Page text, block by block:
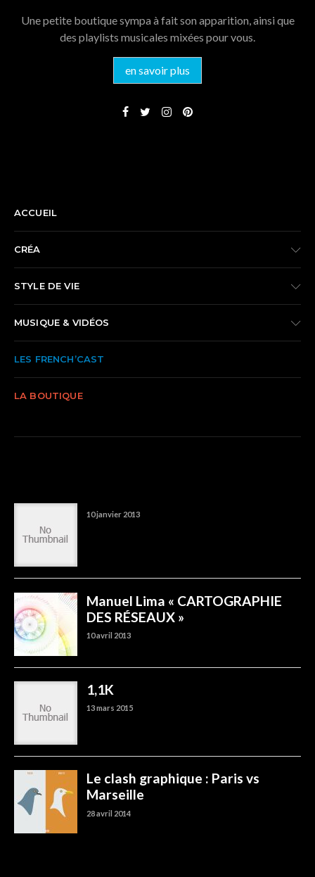
Une petite boutique sympa à fait son apparition, ainsi que
des playlists musicales mixées pour vous.
en savoir plus
ACCUEIL
CRÉA
STYLE DE VIE
MUSIQUE & VIDÉOS
LES FRENCH’CAST
LA BOUTIQUE